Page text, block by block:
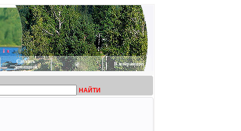
Сделать
домашней
@ В избранное
НАЙТИ